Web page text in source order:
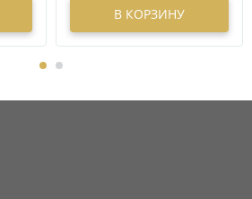
В КОРЗИНУ